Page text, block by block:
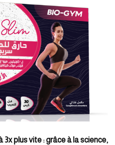
3x plus vite : grâce à la science,